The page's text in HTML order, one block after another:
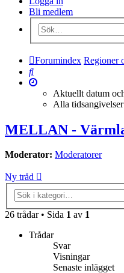
Bli medlem
Forumindex Regioner
Sök
Aktuellt datum
Alla
MELLAN -
Moderator: Moderatorer
Ny tråd
26 trådar • Sida 1 av 1
Trådar
Svar
Visningar
Senaste inlägget